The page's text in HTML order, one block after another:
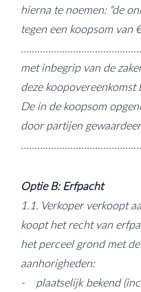
hierna te noemen: “de
tegen een koopsom van
met inbegrip van de
deze koopovereenkomst
De in de koopsom
door partijen
Optie B: Erfpacht
1.1. Verkoper verkoopt
koopt het recht van
het perceel grond met
aanhorigheden:
- plaatselijk bekend